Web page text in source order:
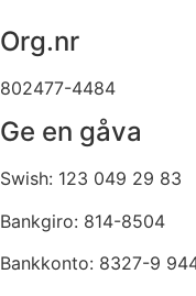
Org.nr
802477-4484
Ge en gåva
Swish: 123 049 29 83
Bankgiro: 814-8504
Bankkonto: 8327-9